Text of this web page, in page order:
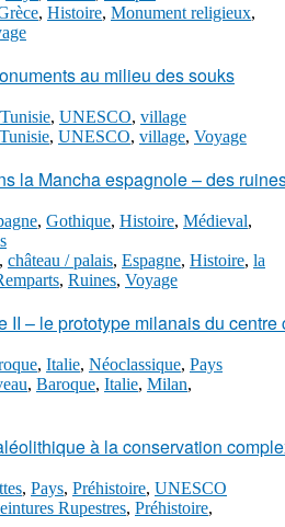
, Histoire, Monument religieux,
au milieu des souks
Tunisie, UNESCO, village
Tunisie, UNESCO, village, Voyage
la Mancha espagnole – des
, Gothique, Histoire, Médieval,
, château / palais, Espagne, Histoire, la
, Ruines, Voyage
II – le prototype milanais du
, Italie, Néoclassique, Pays
, Baroque, Italie, Milan,
à la conservation
, Pays, Préhistoire, UNESCO
Rupestres, Préhistoire,